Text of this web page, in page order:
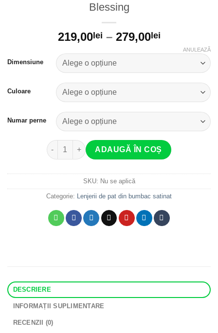
Blessing
219,00lei – 279,00lei
Dimensiune
Culoare
Numar perne
ANULEAZĂ
Cantitate Lenjerie de pat din bumbac satinat
ADAUGĂ ÎN COȘ
SKU: Nu se aplică
Categorie: Lenjerii de pat din bumbac satinat
DESCRIERE
INFORMAȚII SUPLIMENTARE
RECENZII (0)